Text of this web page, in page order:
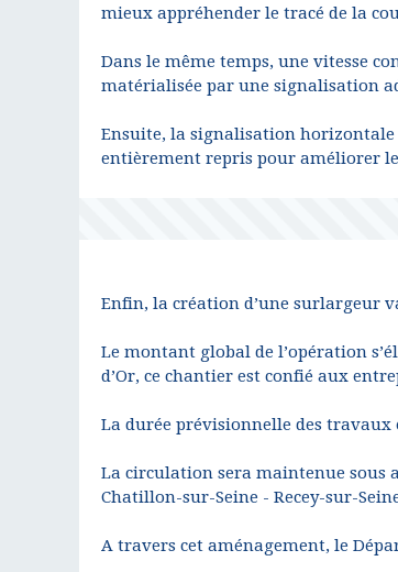
mieux appréhender le tracé de la
Dans le même temps, une vitesse
matérialisée par une signalisation
Ensuite, la signalisation horizontale
entièrement repris pour améliorer
Enfin, la création d’une surlargeur
Le montant global de l’opération
d’Or, ce chantier est confié aux
La durée prévisionnelle des travaux
La circulation sera maintenue sous
Chatillon-sur-Seine - Recey-sur-
A travers cet aménagement, le